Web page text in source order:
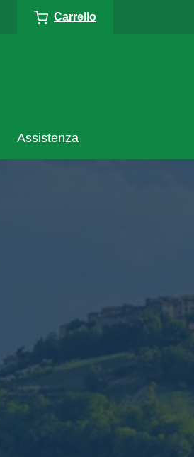
Carrello
Assistenza